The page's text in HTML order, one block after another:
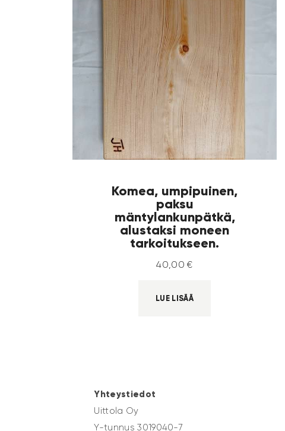
Komea, umpipuinen,
paksu
mäntylankunpätkä,
alustaksi moneen
tarkoitukseen.
40,00 €
LUE LISÄÄ
Yhteystiedot
Uittola Oy
Y-tunnus 3019040-7